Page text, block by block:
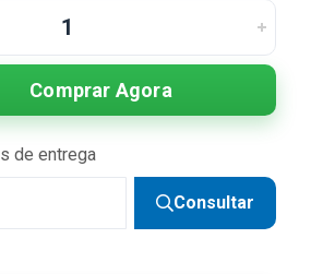
Comprar Agora
de entrega
Consultar